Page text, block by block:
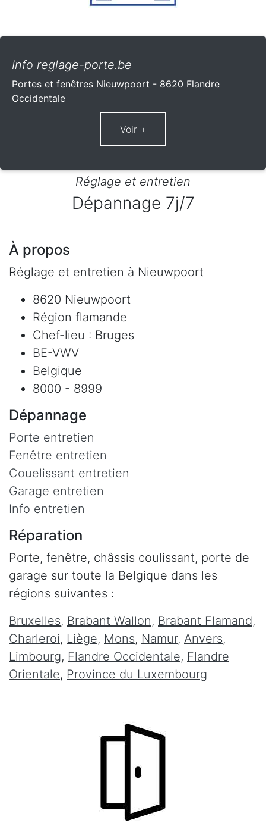
Info reglage-porte.be
Portes et fenêtres Nieuwpoort - 8620 Flandre
Occidentale
Réglage et entretien
Dépannage 7j/7
À propos
Réglage et entretien à Nieuwpoort
8620 Nieuwpoort
Région flamande
Chef-lieu : Bruges
BE-VWV
Belgique
8000 - 8999
Dépannage
Porte entretien
Fenêtre entretien
Couelissant entretien
Garage entretien
Info entretien
Réparation
Porte, fenêtre, châssis coulissant, porte de
garage sur toute la Belgique dans les
régions suivantes :
Bruxelles, Brabant Wallon, Brabant Flamand,
Charleroi, Liège, Mons, Namur, Anvers,
Limbourg, Flandre Occidentale, Flandre
Orientale, Province du Luxembourg